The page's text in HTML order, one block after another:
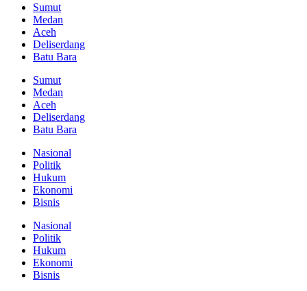
Sumut
Medan
Aceh
Deliserdang
Batu Bara
Sumut
Medan
Aceh
Deliserdang
Batu Bara
Nasional
Politik
Hukum
Ekonomi
Bisnis
Nasional
Politik
Hukum
Ekonomi
Bisnis